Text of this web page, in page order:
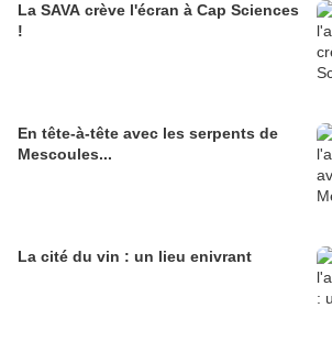
La SAVA crève l'écran à Cap Sciences
!
En tête-à-tête avec les serpents de
Mescoules...
La cité du vin : un lieu enivrant